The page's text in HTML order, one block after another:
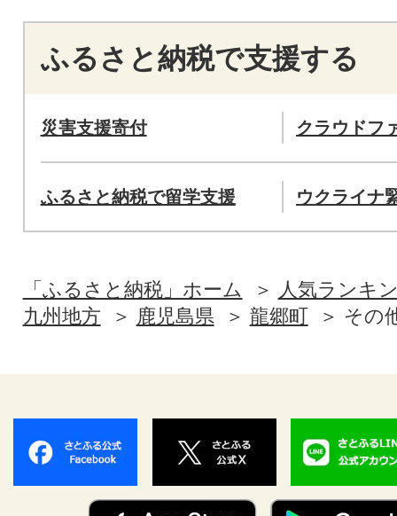
ふるさと納税で支援する
災害支援寄付 クラウドフ
ふるさと納税で留学支援 ウクライナ
「ふるさと納税」ホーム
人気ランキ
九州地方
鹿児島県 龍郷町 その